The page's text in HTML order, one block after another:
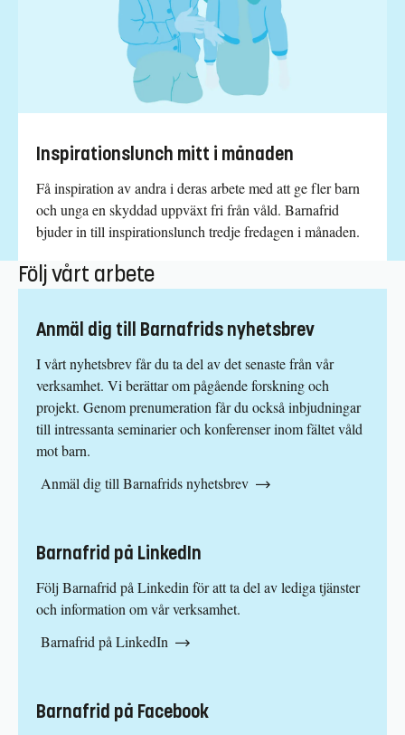
Inspirationslunch mitt i månaden
Få inspiration av andra i deras arbete med att ge fler barn
och unga en skyddad uppväxt fri från våld. Barnafrid
bjuder in till inspirationslunch tredje fredagen i månaden.
Följ vårt arbete
Anmäl dig till Barnafrids nyhetsbrev
I vårt nyhetsbrev får du ta del av det senaste från vår
verksamhet. Vi berättar om pågående forskning och
projekt. Genom prenumeration får du också inbjudningar
till intressanta seminarier och konferenser inom fältet våld
mot barn.
Anmäl dig till Barnafrids nyhetsbrev
Barnafrid på LinkedIn
Följ Barnafrid på Linkedin för att ta del av lediga tjänster
och information om vår verksamhet.
Barnafrid på LinkedIn
Barnafrid på Facebook